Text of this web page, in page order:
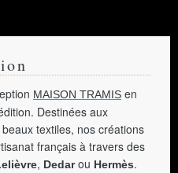
MAISON TRAMIS en
Destinées aux
textiles, nos créations
français à travers des
, Dedarou Hermès.